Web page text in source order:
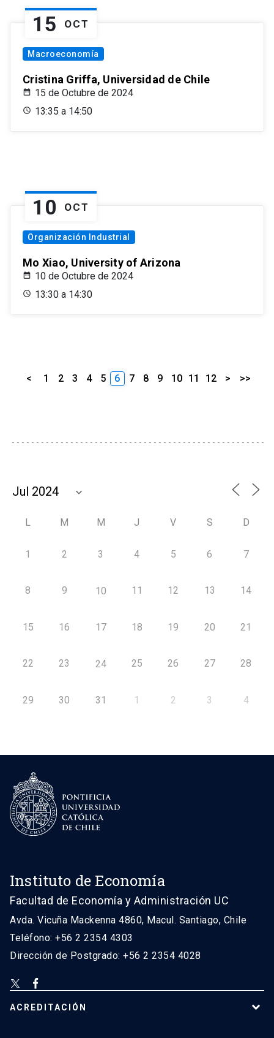
15 OCT
Macroeconomía
Cristina Griffa, Universidad de Chile
15 de Octubre de 2024
13:35 a 14:50
10 OCT
Organización Industrial
Mo Xiao, University of Arizona
10 de Octubre de 2024
13:30 a 14:30
< 1 2 3 4 5 6 7 8 9 10 11 12 > >>
L M M J V S D
1 2 3 4 5 6 7
8 9 10 11 12 13 14
15 16 17 18 19 20 21
22 23 24 25 26 27 28
29 30 31 1 2 3 4
Instituto de Economía
Facultad de Economía y Administración UC
Avda. Vicuña Mackenna 4860, Macul. Santiago, Chile
Teléfono: +56 2 2354 4303
Dirección de Postgrado: +56 2 2354 4028
ACREDITACIÓN